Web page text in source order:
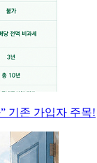
기존 가입자 주목!